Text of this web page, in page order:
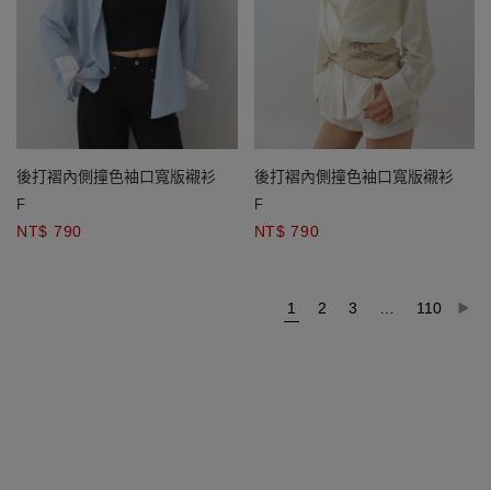
後打褶內側撞色袖口寬版襯衫
F
NT$ 790
後打褶內側撞色袖口寬版襯衫
F
NT$ 790
1 2 3 110